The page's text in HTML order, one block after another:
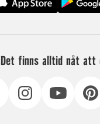
Det finns alltid nåt att